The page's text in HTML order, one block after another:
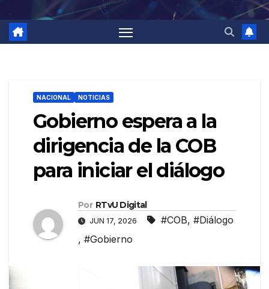
NACIONAL NOTICIAS
Gobierno espera a la
dirigencia de la COB
para iniciar el diálogo
Por RTvU Digital
JUN 17, 2026 #COB, #Diálogo
, #Gobierno